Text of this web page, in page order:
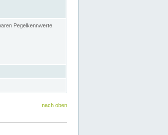
Pegelkennwerte
nach oben